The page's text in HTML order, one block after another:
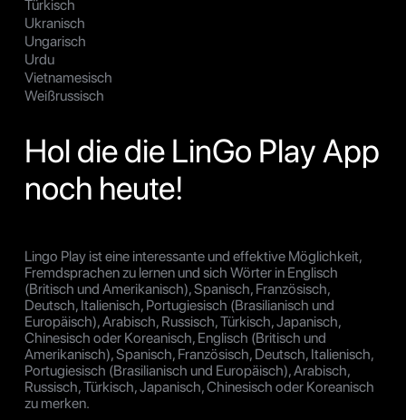
Türkisch
Ukranisch
Ungarisch
Urdu
Vietnamesisch
Weißrussisch
Hol die die LinGo Play App
noch heute!
Lingo Play ist eine interessante und effektive Möglichkeit,
Fremdsprachen zu lernen und sich Wörter in Englisch
(Britisch und Amerikanisch), Spanisch, Französisch,
Deutsch, Italienisch, Portugiesisch (Brasilianisch und
Europäisch), Arabisch, Russisch, Türkisch, Japanisch,
Chinesisch oder Koreanisch, Englisch (Britisch und
Amerikanisch), Spanisch, Französisch, Deutsch, Italienisch,
Portugiesisch (Brasilianisch und Europäisch), Arabisch,
Russisch, Türkisch, Japanisch, Chinesisch oder Koreanisch
zu merken.